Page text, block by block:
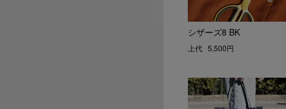
シザーズ8 BK
上代 5,500円